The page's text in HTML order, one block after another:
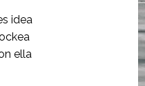
idea
ella